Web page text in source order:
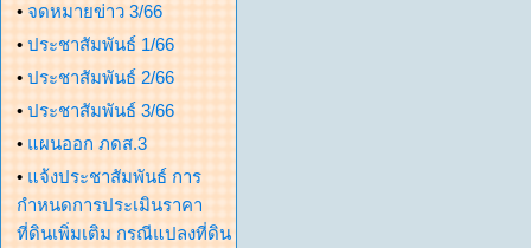
• จดหมายข่าว 3/66
• ประชาสัมพันธ์ 1/66
• ประชาสัมพันธ์ 2/66
• ประชาสัมพันธ์ 3/66
• แผนออก ภดส.3
• แจ้งประชาสัมพันธ์ การ
กำหนดการประเมินราคา
ที่ดินเพิ่มเติม กรณีแปลงที่ดิน